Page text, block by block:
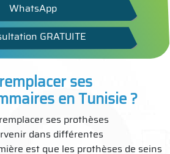
WhatsApp
GRATUITE
ses
en Tunisie ?
ses prothèses
dans différentes
est que les prothèses de seins